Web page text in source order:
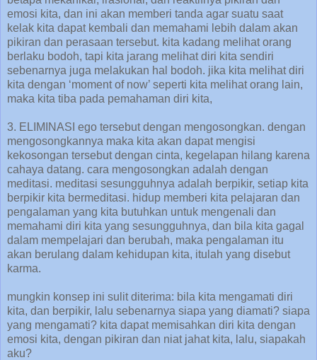
emosi kita, dan ini akan memberi tanda agar suatu saat
kelak kita dapat kembali dan memahami lebih dalam akan
pikiran dan perasaan tersebut. kita kadang melihat orang
berlaku bodoh, tapi kita jarang melihat diri kita sendiri
sebenarnya juga melakukan hal bodoh. jika kita melihat diri
kita dengan ‘moment of now’ seperti kita melihat orang lain,
maka kita tiba pada pemahaman diri kita,
3. ELIMINASI ego tersebut dengan mengosongkan. dengan
mengosongkannya maka kita akan dapat mengisi
kekosongan tersebut dengan cinta, kegelapan hilang karena
cahaya datang. cara mengosongkan adalah dengan
meditasi. meditasi sesungguhnya adalah berpikir, setiap kita
berpikir kita bermeditasi. hidup memberi kita pelajaran dan
pengalaman yang kita butuhkan untuk mengenali dan
memahami diri kita yang sesungguhnya, dan bila kita gagal
dalam mempelajari dan berubah, maka pengalaman itu
akan berulang dalam kehidupan kita, itulah yang disebut
karma.
mungkin konsep ini sulit diterima: bila kita mengamati diri
kita, dan berpikir, lalu sebenarnya siapa yang diamati? siapa
yang mengamati? kita dapat memisahkan diri kita dengan
emosi kita, dengan pikiran dan niat jahat kita, lalu, siapakah
aku?